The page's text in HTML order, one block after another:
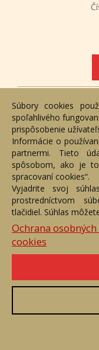
Súbory cookies
spoľahlivého
prispôsobenie
Informácie o
partnermi. Tieto
spôsobom, ako je
spracovaní cookies“.
Vyjadrite svoj
prostredníctvom
tlačidiel. Súhlas
Ochrana
cookies